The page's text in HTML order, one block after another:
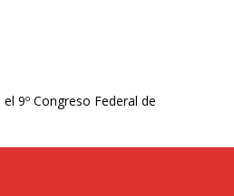
9º Congreso Federal de